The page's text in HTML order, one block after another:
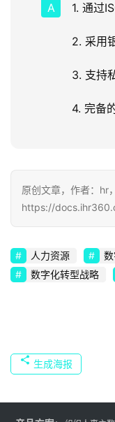
1. 通过
2. 采用
3. 支持
4. 完备
原创文章，作者：hr
https://
人力资源
数字化转型战略
生成海报